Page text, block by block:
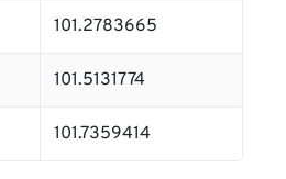
101.2783665
101.5131774
101.7359414